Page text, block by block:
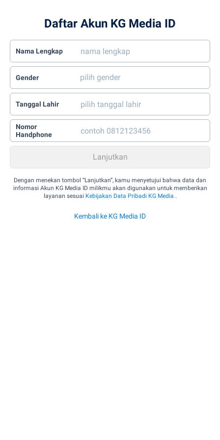
Daftar Akun KG Media ID
Nama Lengkap
Gender
Tanggal Lahir
Nomor
Handphone
Dengan menekan tombol “Lanjutkan”, kamu menyetujui bahwa data dan
informasi Akun KG Media ID milikmu akan digunakan untuk memberikan
layanan sesuai Kebijakan Data Pribadi KG Media .
Kembali ke KG Media ID